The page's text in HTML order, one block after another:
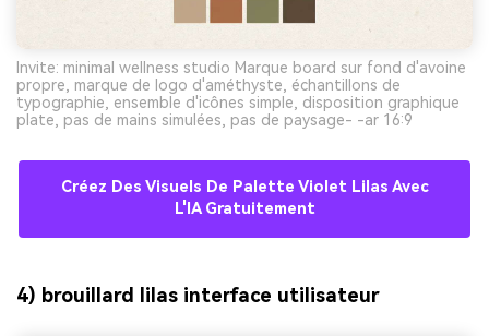
Invite: minimal wellness studio Marque board sur fond d'avoine
propre, marque de logo d'améthyste, échantillons de
typographie, ensemble d'icônes simple, disposition graphique
plate, pas de mains simulées, pas de paysage- -ar 16:9
Créez Des Visuels De Palette Violet Lilas Avec
L'IA Gratuitement
4) brouillard lilas interface utilisateur